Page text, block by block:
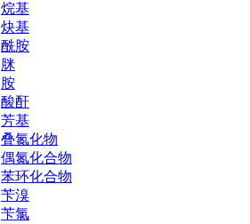
烷基
炔基
酰胺
脒
胺
酸酐
芳基
叠氮化物
偶氮化合物
苯环化合物
苄溴
苄氯